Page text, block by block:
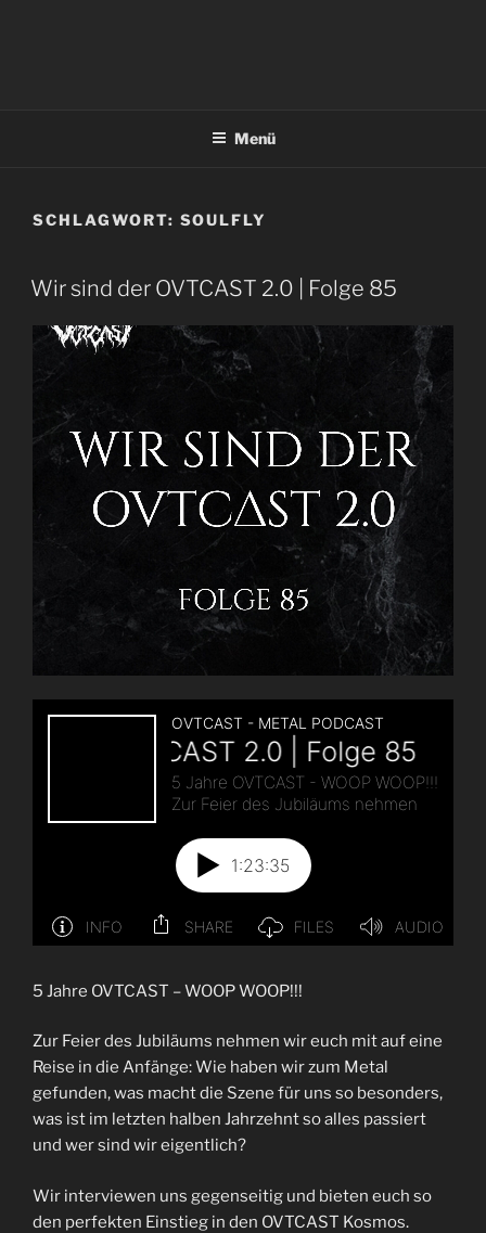
Menü
SCHLAGWORT: SOULFLY
Wir sind der OVTCAST 2.0 | Folge 85
5 Jahre OVTCAST – WOOP WOOP!!!
Zur Feier des Jubiläums nehmen wir euch mit auf eine
Reise in die Anfänge: Wie haben wir zum Metal
gefunden, was macht die Szene für uns so besonders,
was ist im letzten halben Jahrzehnt so alles passiert
und wer sind wir eigentlich?
Wir interviewen uns gegenseitig und bieten euch so
den perfekten Einstieg in den OVTCAST Kosmos.